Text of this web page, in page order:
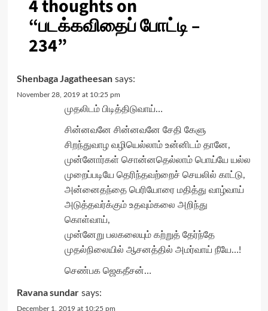
4 thoughts on
“படக்கவிதைப் போட்டி –
234”
Shenbaga Jagatheesan says:
November 28, 2019 at 10:25 pm
முதலிடம் பிடித்திடுவாய்…
சின்னவனே சின்னவனே சேதி கேளு
சிறந்துவாழ வழியெல்லாம் உன்னிடம் தானே,
முன்னோர்கள் சொன்னதெல்லாம் பொய்யே யல்ல
முறைப்படியே தெரிந்தவற்றைச் செயலில் காட்டு,
அன்னைதந்தை பெரியோரை மதித்து வாழ்வாய்
அடுத்தவர்க்கும் உதவும்கலை அறிந்து
கொள்வாய்,
முன்னேறு பலகலையும் கற்றுத் தேர்ந்தே
முதல்நிலையில் ஆசனத்தில் அமர்வாய் நீயே…!
செண்பக ஜெகதீசன்…
Ravana sundar says:
December 1, 2019 at 10:25 pm